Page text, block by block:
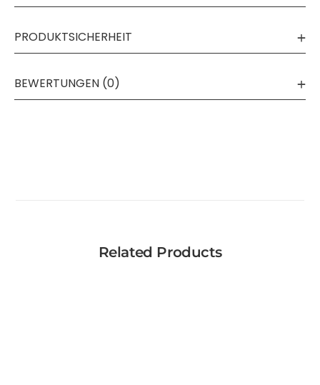
PRODUKTSICHERHEIT
BEWERTUNGEN (0)
Related Products